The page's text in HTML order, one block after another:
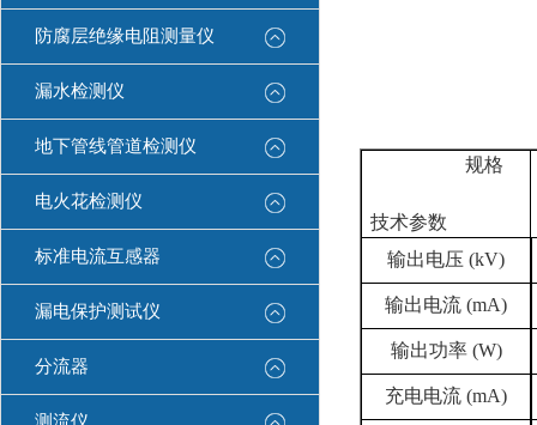
防腐层绝缘电阻测量仪
漏水检测仪
地下管线管道检测仪
电火花检测仪
标准电流互感器
漏电保护测试仪
分流器
规格
技术参数
输出电压 (kV)
输出电流 (mA)
输出功率 (W)
充电电流 (mA)